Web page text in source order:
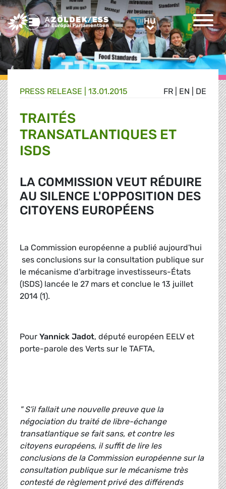
Greens/EFA Home HUHU
FR EN DE
PRESS RELEASE | 13.01.2015
TRAITÉS
TRANSATLANTIQUES ET
ISDS
LA COMMISSION VEUT RÉDUIRE
AU SILENCE L'OPPOSITION DES
CITOYENS EUROPÉENS
La Commission européenne a publié aujourd'hui
ses conclusions sur la consultation publique sur
le mécanisme d'arbitrage investisseurs-États
(ISDS) lancée le 27 mars et conclue le 13 juillet
2014 (1).
Pour Yannick Jadot, député européen EELV et
porte-parole des Verts sur le TAFTA,
" S'il fallait une nouvelle preuve que la
négociation du traité de libre-échange
transatlantique se fait sans, et contre les
citoyens européens, il suffit de lire les
conclusions de la Commission européenne sur la
consultation publique sur le mécanisme très
contesté de règlement privé des différends